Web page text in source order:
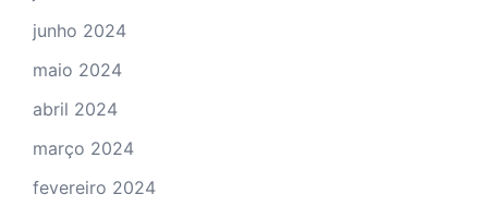
junho 2024
maio 2024
abril 2024
março 2024
fevereiro 2024